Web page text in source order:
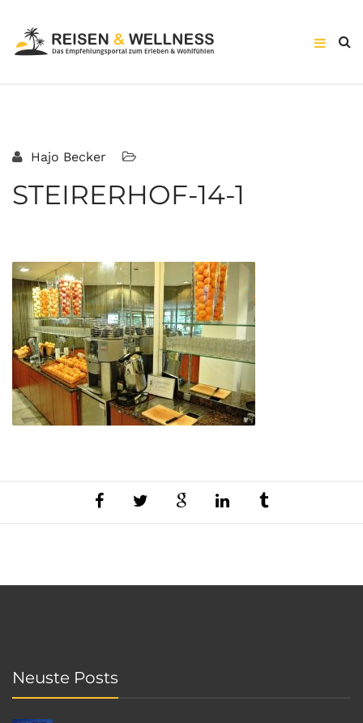
Hajo Becker
STEIRERHOF-14-1
Neuste Posts